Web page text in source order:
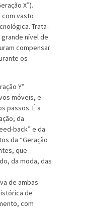
X”).
com vasto
Trata-
nível de
compensar
os
Y”
móveis, e
passos. É a
da
back” e da
da “Geração
que
da moda, das
de ambas
de
com